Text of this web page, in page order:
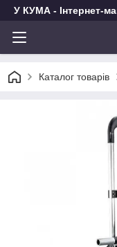
У КУМА - Інтернет-
Каталог товарів